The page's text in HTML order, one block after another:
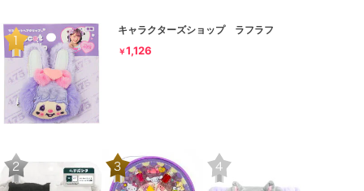
キャラクターズショップ ラフラフ
￥1,126